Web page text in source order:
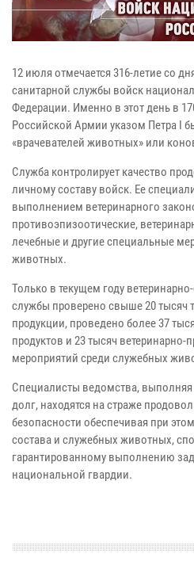
12 июля отмечается 316-летие со
санитарной службы войск
Федерации. Именно в этот день в
Российской Армии указом Петра I
«врачевателей животных» или
Служба контролирует качество
личному составу войск. Ее
выполнением ветеринарного
противоэпизоотические,
лечебные и другие специальные
животных.
Только в текущем году
службы проверено свыше 20 тысяч
продукции, проведено более 37
продуктов и 23 тысяч
мероприятий среди служебных
Специалисты ведомства,
долг, находятся на страже
безопасности обеспечивая при
состава и служебных животных,
гарантированному выполнению
национальной гвардии.